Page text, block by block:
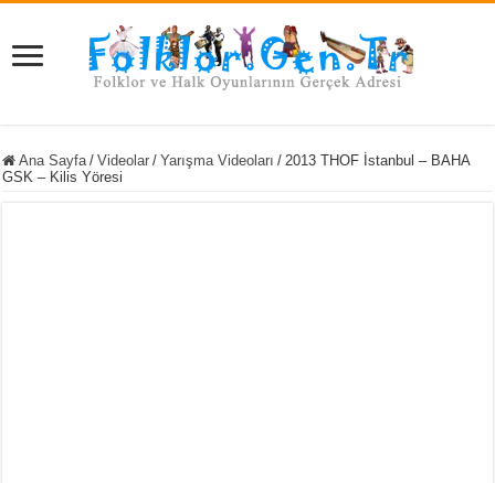
Ana Sayfa / Videolar / Yarışma Videoları / 2013 THOF İstanbul – BAHA
GSK – Kilis Yöresi